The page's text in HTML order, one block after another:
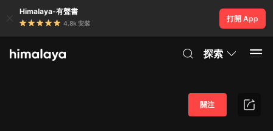
Himalaya-有聲書
4.8k 安裝
打開 App
探索
關注